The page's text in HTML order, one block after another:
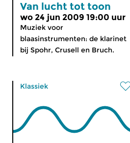
Van lucht tot toon
wo 24 jun 2009 19:00 uur
Muziek voor
blaasinstrumenten: de klarinet
bij Spohr, Crusell en Bruch.
Klassiek